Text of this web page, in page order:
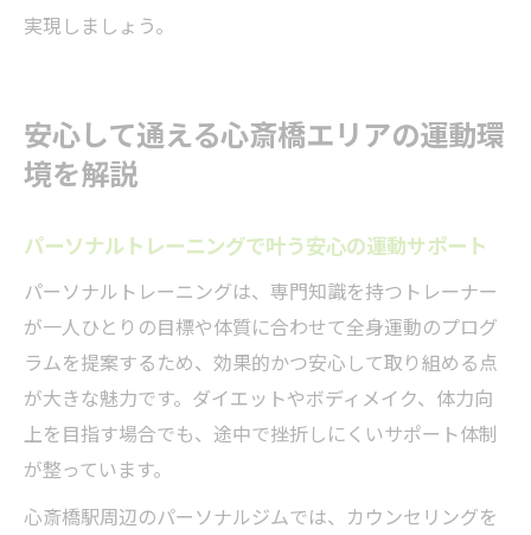
実現しましょう。
安心して通える心斎橋エリアの運動環
境を解説
パーソナルトレーニングで叶う安心の運動サポート
パーソナルトレーニングは、専門知識を持つトレーナー
が一人ひとりの目標や体質に合わせて全身運動のプログ
ラムを提案するため、効果的かつ安心して取り組める点
が大きな魅力です。ダイエットやボディメイク、体力向
上を目指す場合でも、途中で挫折しにくいサポート体制
が整っています。
心斎橋駅周辺のパーソナルジムでは、カウンセリングを